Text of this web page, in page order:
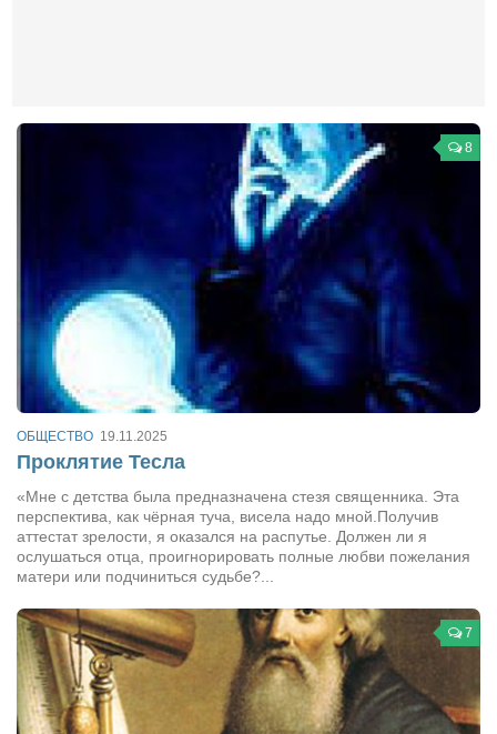
Деньги
Здоровье
Здоровый образ жизни
Сам себе доктор
Активный отдых
Досье
Арт-менеджеры
Лариса Ильченко
Орест Коваль
Тамара Кубракова
Елена Мельник
Вера Паненко
Семён Салатенко
8
ОБЩЕСТВО 19.11.2025
Проклятие Тесла
«Мне с детства была предназначена стезя священника. Эта
перспектива, как чёрная туча, висела надо мной.Получив
аттестат зрелости, я оказался на распутье. Должен ли я
ослушаться отца, проигнорировать полные любви пожелания
матери или подчиниться судьбе?...
7